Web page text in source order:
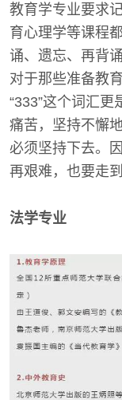
教育学专业要求
育心理学等课程
诵、遗忘、再背
对于那些准备教
“333”这个词汇
痛苦，坚持不懈
必须坚持下去。
再艰难，也要走到
法学专业